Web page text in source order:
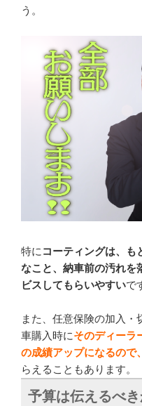
う。
特に コーティングは、も
なこと、納車前の汚れを
ビスしてもらいやすいで
また、任意保険の加入
車購入時にそのディーラ
の成績アップになるので
らえることもあります。
予算は伝えるべき